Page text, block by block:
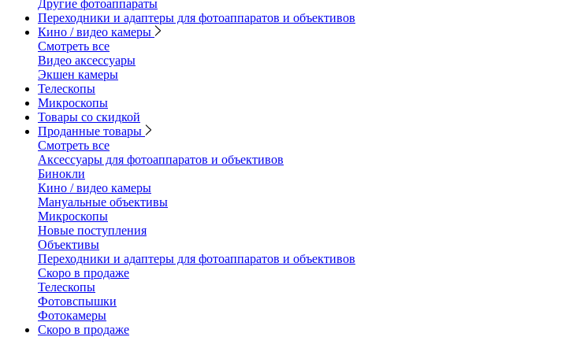
Другие фотоаппараты
Переходники и адаптеры для фотоаппаратов и объективов
Кино / видео камеры
Смотреть все
Видео аксессуары
Экшен камеры
Телескопы
Микроскопы
Товары со скидкой
Проданные товары
Смотреть все
Аксессуары для фотоаппаратов и объективов
Бинокли
Кино / видео камеры
Мануальные объективы
Микроскопы
Новые поступления
Объективы
Переходники и адаптеры для фотоаппаратов и объективов
Скоро в продаже
Телескопы
Фотовспышки
Фотокамеры
Скоро в продаже